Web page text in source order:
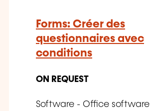
Forms: Créer des
questionnaires avec
conditions
ON REQUEST
Software - Office software